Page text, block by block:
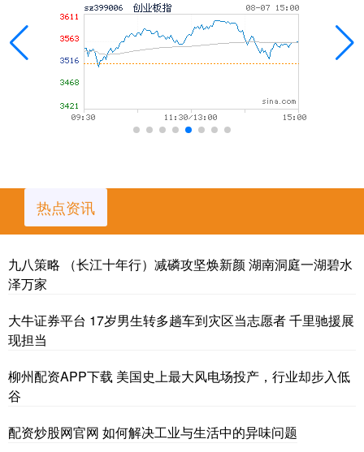
热点资讯
九八策略 （长江十年行）减磷攻坚焕新颜 湖南洞庭一湖碧水
泽万家
大牛证券平台 17岁男生转多趟车到灾区当志愿者 千里驰援展
现担当
柳州配资APP下载 美国史上最大风电场投产，行业却步入低
谷
配资炒股网官网 如何解决工业与生活中的异味问题